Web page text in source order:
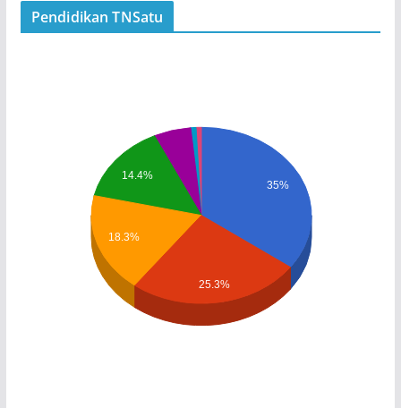
Pendidikan TNSatu
35%
14.4%
18.3%
25.3%